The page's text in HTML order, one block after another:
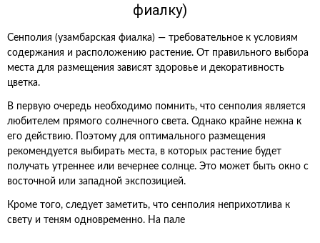
фиалку)
Сенполия (узамбарская фиалка) — требовательное к условиям
содержания и расположению растение. От правильного выбора
места для размещения зависят здоровье и декоративность
цветка.
В первую очередь необходимо помнить, что сенполия является
любителем прямого солнечного света. Однако крайне нежна к
его действию. Поэтому для оптимального размещения
рекомендуется выбирать места, в которых растение будет
получать утреннее или вечернее солнце. Это может быть окно с
восточной или западной экспозицией.
Кроме того, следует заметить, что сенполия неприхотлива к
свету и теням одновременно. На пале